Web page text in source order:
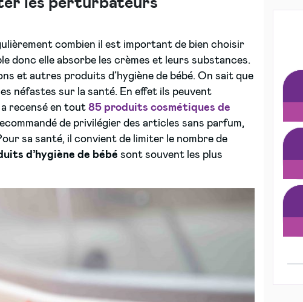
combien il est important de bien choisir
donc elle absorbe les crèmes et leurs substances.
et autres produits d’hygiène de bébé. On sait que
néfastes sur la santé. En effet ils peuvent
a recensé en tout 85 produits cosmétiques de
de privilégier des articles sans parfum,
sa santé, il convient de limiter le nombre de
d’hygiène de bébé sont souvent les plus